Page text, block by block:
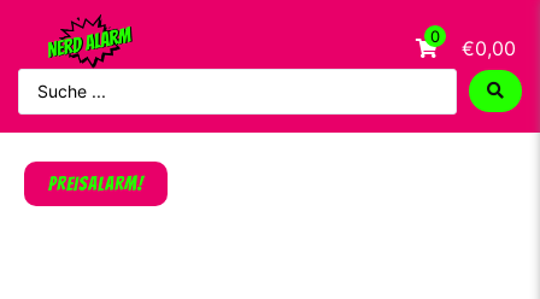
0 €0,00
PREISALARM!